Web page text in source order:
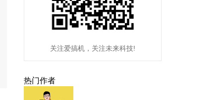
关注爱搞机，关注未来科技!
热门作者